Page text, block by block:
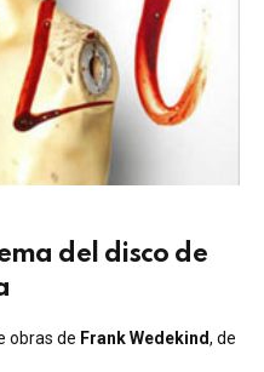
del disco de
obras de Frank Wedekind, de